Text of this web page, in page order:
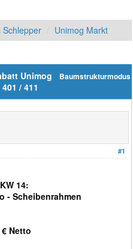
Schlepper Unimog Markt
Baumstrukturmodus
Unimog
/ 411
#1
14:
- Scheibenrahmen
€ Netto